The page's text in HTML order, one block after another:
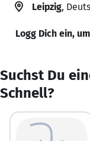
Leipzig,
Logg Dich ein,
Suchst Du
Schnell?